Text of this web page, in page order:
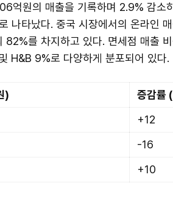
억원의 매출을 기록하며 2.9% 감소
나타났다. 중국 시장에서의 온라인
82%를 차지하고 있다. 면세점 매출
H&B 9%로 다양하게 분포되어 있다.
)
증감률
+12
-16
+10